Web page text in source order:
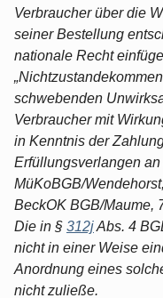
Verbraucher über die
seiner Bestellung
nationale Recht
schwebenden
Verbraucher mit
in Kenntnis der
Erfüllungsverlangen
MüKoBGB/
BeckOK BGB/Maume,
Die in § 312jAbs. 4
nicht in einer Weise
Anordnung eines
nicht zuließe.